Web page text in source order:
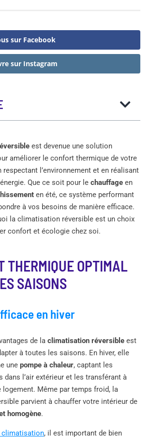
sur Facebook
sur Instagram
est devenue une solution
améliorer le confort thermique de votre
respectant l’environnement et en réalisant
Que ce soit pour le chauffage en
en été, ce système performant
à vos besoins de manière efficace.
la climatisation réversible est un choix
confort et écologie chez soi.
THERMIQUE OPTIMAL
SAISONS
en hiver
de la climatisation réversible est
à toutes les saisons. En hiver, elle
une pompe à chaleur, captant les
dans l’air extérieur et les transférant à
logement. Même par temps froid, la
parvient à chauffer votre intérieur de
homogène.
climatisation, il est important de bien